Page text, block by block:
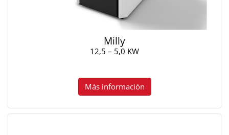
Milly
12,5 – 5,0 KW
Más información